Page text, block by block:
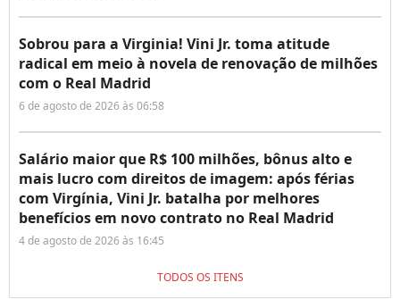
Sobrou para a Virginia! Vini Jr. toma atitude
radical em meio à novela de renovação de milhões
com o Real Madrid
6 de agosto de 2026 às 06:58
Salário maior que R$ 100 milhões, bônus alto e
mais lucro com direitos de imagem: após férias
com Virgínia, Vini Jr. batalha por melhores
benefícios em novo contrato no Real Madrid
4 de agosto de 2026 às 16:45
TODOS OS ITENS